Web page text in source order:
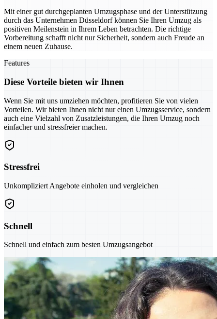
Mit einer gut durchgeplanten Umzugsphase und der Unterstützung
durch das Unternehmen Düsseldorf können Sie Ihren Umzug als
positiven Meilenstein in Ihrem Leben betrachten. Die richtige
Vorbereitung schafft nicht nur Sicherheit, sondern auch Freude an
einem neuen Zuhause.
Features
Diese Vorteile bieten wir Ihnen
Wenn Sie mit uns umziehen möchten, profitieren Sie von vielen
Vorteilen. Wir bieten Ihnen nicht nur einen Umzugsservice, sondern
auch eine Vielzahl von Zusatzleistungen, die Ihren Umzug noch
einfacher und stressfreier machen.
Stressfrei
Unkompliziert Angebote einholen und vergleichen
Schnell
Schnell und einfach zum besten Umzugsangebot